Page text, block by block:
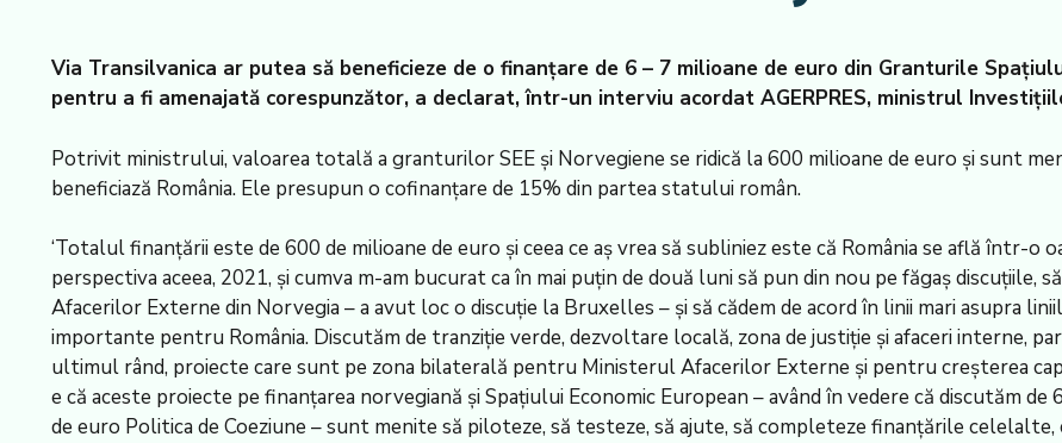
Via Transilvanica ar putea să beneficieze de o finanțare de 6 – 7 milioane de euro din Granturile
pentru a fi amenajată corespunzător, a declarat, într-un interviu acordat AGERPRES, ministrul
Potrivit ministrului, valoarea totală a granturilor SEE și Norvegiene se ridică la 600 milioane de euro și sunt
beneficiază România. Ele presupun o cofinanțare de 15% din partea statului român.
‘Totalul finanțării este de 600 de milioane de euro și ceea ce aș vrea să subliniez este că România se află într-o
perspectiva aceea, 2021, și cumva m-am bucurat ca în mai puțin de două luni să pun din nou pe făgaș discuțiile,
Afacerilor Externe din Norvegia – a avut loc o discuție la Bruxelles – și să cădem de acord în linii mari asupra
importante pentru România. Discutăm de tranziție verde, dezvoltare locală, zona de justiție și afaceri interne,
ultimul rând, proiecte care sunt pe zona bilaterală pentru Ministerul Afacerilor Externe și pentru creșterea
e că aceste proiecte pe finanțarea norvegiană și Spațiului Economic European – având în vedere că discutăm de
de euro Politica de Coeziune – sunt menite să piloteze, să testeze, să ajute, să completeze finanțările celelalte,